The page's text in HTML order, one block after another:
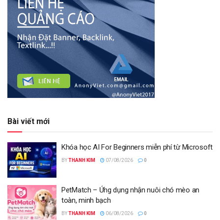
Bài viết mới
Khóa học AI For Beginners miễn phí từ Microsoft
BYTHANH KIM 07/08/2026 0
PetMatch – Ứng dụng nhận nuôi chó mèo an
toàn, minh bạch
BYTHANH KIM 06/08/2026 0